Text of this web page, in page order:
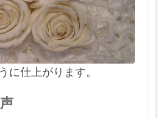
に仕上がります。